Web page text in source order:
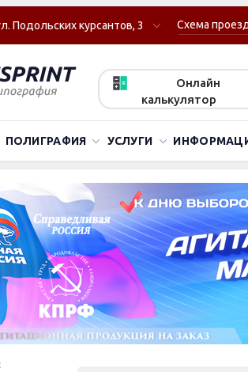
Подольских курсантов, 3 Схема
Онлайн
калькулятор
ПОЛИГРАФИЯ УСЛУГИ